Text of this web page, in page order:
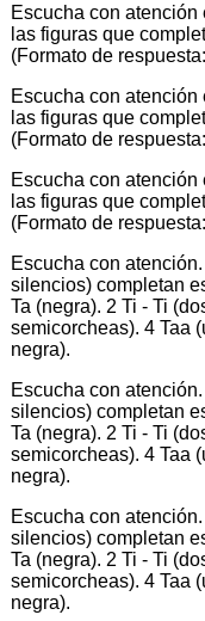
Escucha con
las figuras que
(Formato de
Escucha con
las figuras que
(Formato de
Escucha con
las figuras que
(Formato de
Escucha con
silencios) completan
Ta (negra). 2 Ti - Ti
semicorcheas). 4 Taa
negra).
Escucha con
silencios) completan
Ta (negra). 2 Ti - Ti
semicorcheas). 4 Taa
negra).
Escucha con
silencios) completan
Ta (negra). 2 Ti - Ti
semicorcheas). 4 Taa
negra).